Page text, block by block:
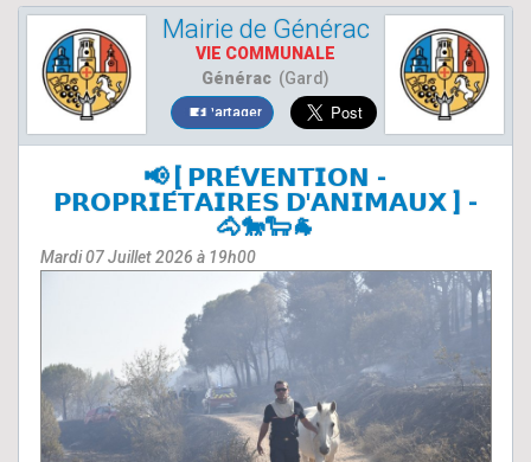
Mairie de Générac
VIE COMMUNALE
Générac (Gard)
Partager
📢 [ 𝗣𝗥𝗘́𝗩𝗘𝗡𝗧𝗜𝗢𝗡 -
𝗣𝗥𝗢𝗣𝗥𝗜𝗘́𝗧𝗔𝗜𝗥𝗘𝗦 𝗗'𝗔𝗡𝗜𝗠𝗔𝗨𝗫 ] -
🐴🐎🐑🐐
Mardi 07 Juillet 2026 à 19h00